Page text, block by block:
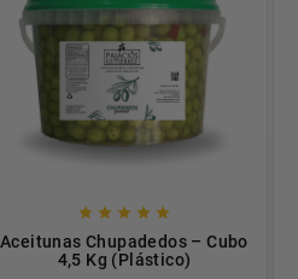
    
Aceitunas Chupadedos – Cubo
4,5 Kg (Plástico)